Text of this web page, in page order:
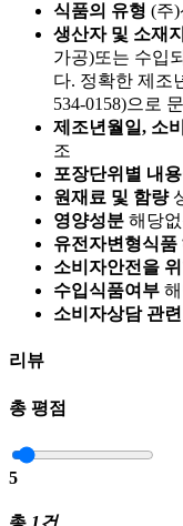
식품의 유형 (주
생산자 및 소재
가공)또는 수입
다. 정확한 제조
534-0158)으로
제조년월일, 소
조
포장단위별 내
원재료 및 함량
영양성분 해당
유전자변형식품
소비자안전을
수입식품여부
소비자상담 관
리뷰
총 평점
5